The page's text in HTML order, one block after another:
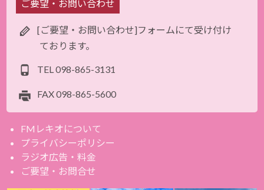
ご要望・お問い合わせ
[ご要望・お問い合わせ]フォームにて受け付け
ております。
TEL 098-865-3131
FAX098-865-5600
FMレキオについて
プライバシーポリシー
ラジオ広告・料金
ご要望・お問合せ